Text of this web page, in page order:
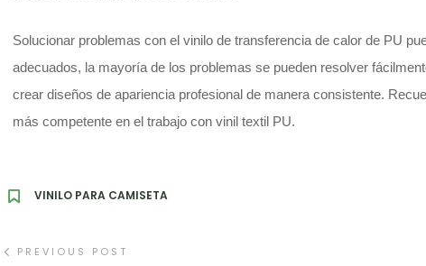
Solucionar problemas con el vinilo de transferencia de calor de PU
adecuados, la mayoría de los problemas se pueden resolver
crear diseños de apariencia profesional de manera consistente.
más competente en el trabajo con vinil textil PU.
VINILO PARA CAMISETA
PREVIOUS POST